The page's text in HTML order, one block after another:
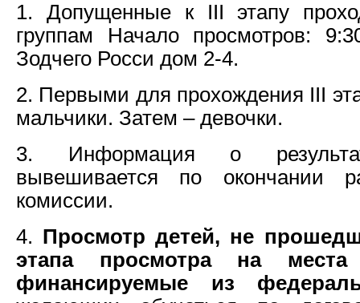
1. Допущенные к III этапу
группам Начало просмотров:
Зодчего Росси дом 2-4.
2. Первыми для прохождения III
мальчики. Затем – девочки.
3. Информация о
вывешивается по окончании
комиссии.
4. Просмотр детей, не
этапа просмотра на
финансируемые из